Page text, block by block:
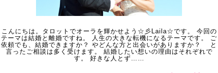
こんにちは。タロットでオーラを輝かせよう☆彡Laila☆です。 今回の
テーマは結婚と離婚ですね。 人生の大きな転機になるテーマです。 ご
依頼でも、結婚できますか？ やどんな方と出会いがありますか？ と
言ったご相談は多く受けます。 結婚したい想いの理由はそれぞれで
す。 好きな人とず……